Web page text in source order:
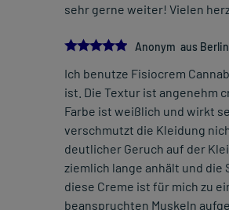
sehr gerne weiter! Vielen
5.0
Anonym aus Berlin
Ich benutze Fisiocrem
ist. Die Textur ist angenehm
Farbe ist weißlich und wirkt
verschmutzt die Kleidung
deutlicher Geruch auf der
ziemlich lange anhält und
diese Creme ist für mich zu
beanspruchten Muskeln